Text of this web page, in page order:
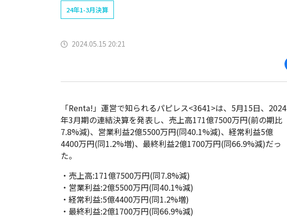
24年1-3月決算
2024.05.15 20:21
「Renta!」運営で知られるパピレス<3641>は、5月15日、2024
年3月期の連結決算を発表し、売上高171億7500万円(前の期比
7.8%減)、営業利益2億5500万円(同40.1%減)、経常利益5億
4400万円(同1.2%増)、最終利益2億1700万円(同66.9%減)だっ
た。
・売上高:171億7500万円(同7.8%減)
・営業利益:2億5500万円(同40.1%減)
・経常利益:5億4400万円(同1.2%増)
・最終利益:2億1700万円(同66.9%減)